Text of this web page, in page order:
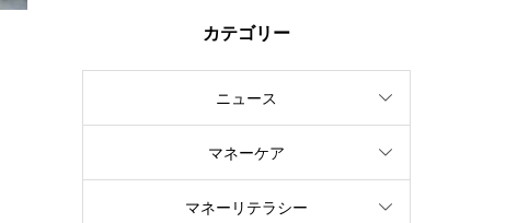
カテゴリー
ニュース
マネーケア
マネーリテラシー